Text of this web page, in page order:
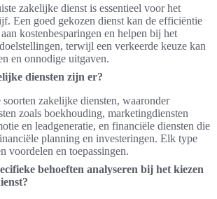
zakelijke dienst is essentieel voor het
Een goed gekozen dienst kan de efficiëntie
kostenbesparingen en helpen bij het
terwijl een verkeerde keuze kan
en onnodige uitgaven.
diensten zijn er?
zakelijke diensten, waaronder
zoals boekhouding, marketingdiensten
en leadgeneratie, en financiële diensten die
planning en investeringen. Elk type
voordelen en toepassingen.
behoeften analyseren bij het kiezen